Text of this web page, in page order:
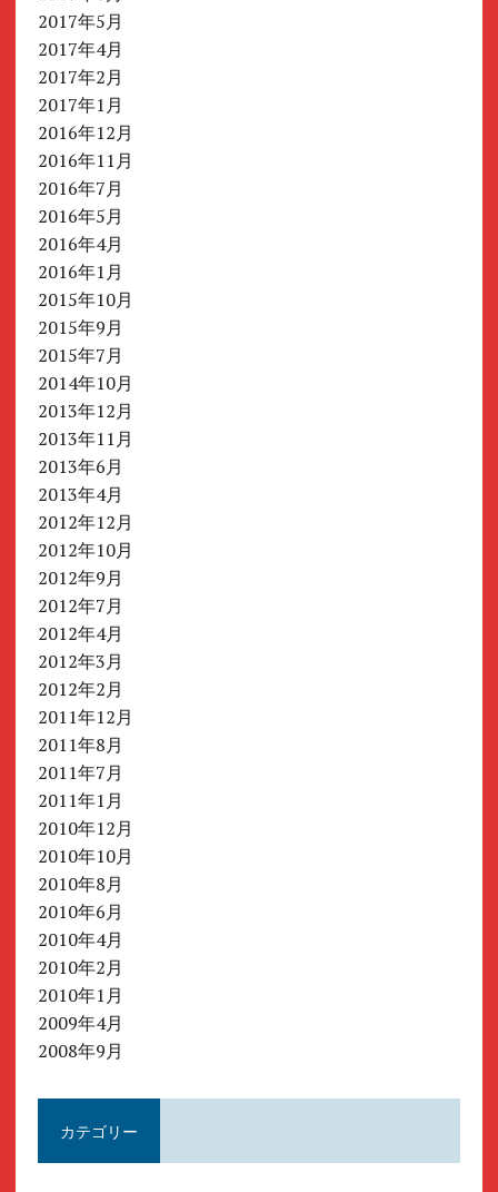
2017年5月
2017年4月
2017年2月
2017年1月
2016年12月
2016年11月
2016年7月
2016年5月
2016年4月
2016年1月
2015年10月
2015年9月
2015年7月
2014年10月
2013年12月
2013年11月
2013年6月
2013年4月
2012年12月
2012年10月
2012年9月
2012年7月
2012年4月
2012年3月
2012年2月
2011年12月
2011年8月
2011年7月
2011年1月
2010年12月
2010年10月
2010年8月
2010年6月
2010年4月
2010年2月
2010年1月
2009年4月
2008年9月
カテゴリー